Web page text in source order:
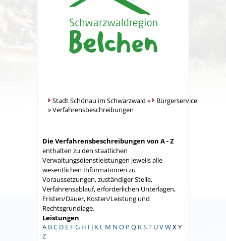
Stadt Schönau im Schwarzwald »
Bürgerservice
»Verfahrensbeschreibungen
Die Verfahrensbeschreibungen von A - Z
enthalten zu den staatlichen
Verwaltungsdienstleistungen jeweils alle
wesentlichen Informationen zu
Voraussetzungen, zuständiger Stelle,
Verfahrensablauf, erforderlichen Unterlagen,
Fristen/Dauer, Kosten/Leistung und
Rechtsgrundlage.
Leistungen
A BC D E FG H I J K L M N O P Q RST UVWX Y
Z